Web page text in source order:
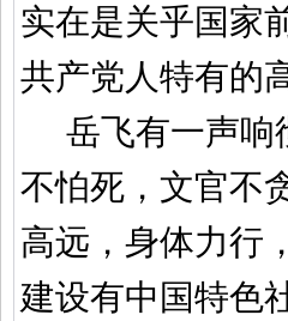
实在是关乎国家
共产党人特有的
岳飞有一声响
不怕死，文官不
高远，身体力行
建设有中国特色